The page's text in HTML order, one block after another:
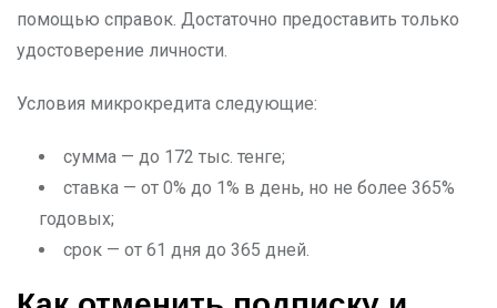
помощью справок. Достаточно предоставить только
удостоверение личности.
Условия микрокредита следующие:
сумма — до 172 тыс. тенге;
ставка — от 0% до 1% в день, но не более 365%
годовых;
срок — от 61 дня до 365 дней.